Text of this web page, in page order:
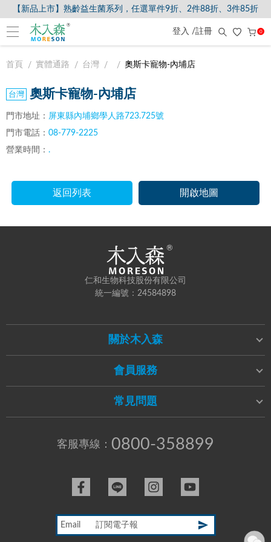
【新品上市】熟齡益生菌系列，任選單件9折、2件88折、3件85折
登入 /註冊 0
首頁 實體通路 台灣 奧斯卡寵物-內埔店
奧斯卡寵物-內埔店
門市地址： 屏東縣內埔鄉學人路723.725號
門市電話： 08-779-2225
營業時間： .
返回列表 開啟地圖
仁和生物科技股份有限公司
統一編號：24584898
關於木入森
會員服務
常見問題
客服專線： 0800-358899
Email